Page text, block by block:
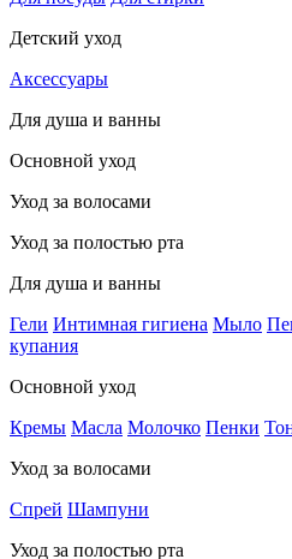
Детский уход
Аксессуары
Для душа и ванны
Основной уход
Уход за волосами
Уход за полостью рта
Для душа и ванны
Гели Интимная гигиена Мыло
купания
Основной уход
Кремы Масла Молочко Пенки
Уход за волосами
Спрей Шампуни
Уход за полостью рта